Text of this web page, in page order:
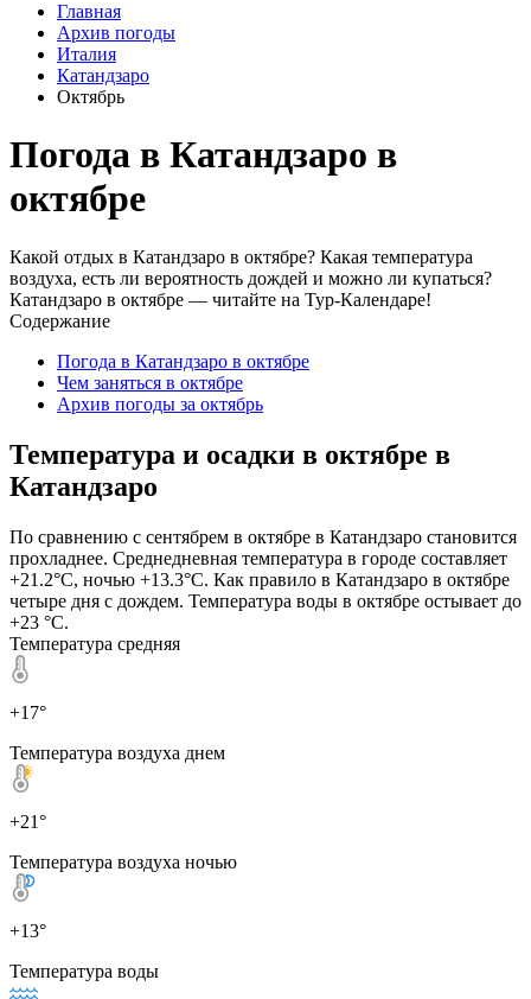
Главная
Архив погоды
Италия
Катандзаро
Октябрь
Погода в Катандзаро в
октябре
Какой отдых в Катандзаро в октябре? Какая температура
воздуха, есть ли вероятность дождей и можно ли купаться?
Катандзаро в октябре — читайте на Тур-Календаре!
Содержание
Погода в Катандзаро в октябре
Чем заняться в октябре
Архив погоды за октябрь
Температура и осадки в октябре в
Катандзаро
По сравнению с сентябрем в октябре в Катандзаро становится
прохладнее. Среднедневная температура в городе составляет
+21.2°C, ночью +13.3°C. Как правило в Катандзаро в октябре
четыре дня с дождем. Температура воды в октябре остывает до
+23 °C.
Температура средняя
+17°
Температура воздуха днем
+21°
Температура воздуха ночью
+13°
Температура воды